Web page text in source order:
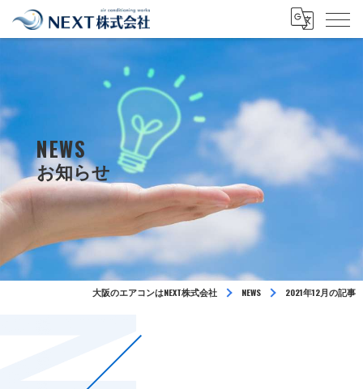
NEWS
大阪のエアコンはNEXT株式会社 NEWS 2021年12月の記事